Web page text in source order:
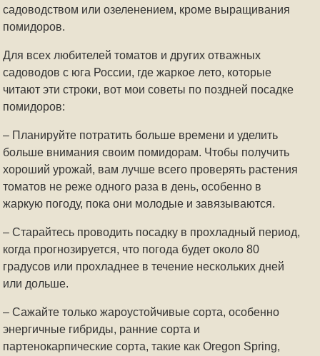
садоводством или озеленением, кроме выращивания
помидоров.
Для всех любителей томатов и других отважных
садоводов с юга России, где жаркое лето, которые
читают эти строки, вот мои советы по поздней посадке
помидоров:
– Планируйте потратить больше времени и уделить
больше внимания своим помидорам. Чтобы получить
хороший урожай, вам лучше всего проверять растения
томатов не реже одного раза в день, особенно в
жаркую погоду, пока они молодые и завязываются.
– Старайтесь проводить посадку в прохладный период,
когда прогнозируется, что погода будет около 80
градусов или прохладнее в течение нескольких дней
или дольше.
– Сажайте только жароустойчивые сорта, особенно
энергичные гибриды, ранние сорта и
партенокарпические сорта, такие как Oregon Spring,